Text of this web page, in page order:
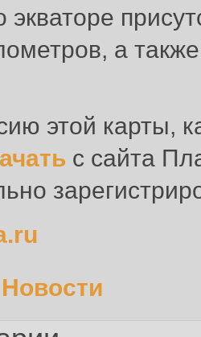
экваторе
а
этой карты,
с сайта
и